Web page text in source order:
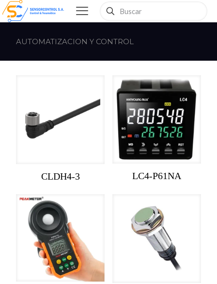
AUTOMATIZACION Y CONTROL
CLDH4-3 LC4-P61NA